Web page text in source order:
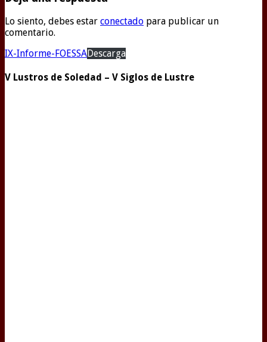
Lo siento, debes estar conectado para publicar un
comentario.
IX-Informe-FOESSADescarga
V Lustros de Soledad – V Siglos de Lustre